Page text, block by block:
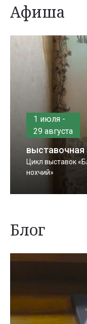
Афиша
1 июля -
29 августа
выставочная
Цикл выставок
нохчий»
Блог